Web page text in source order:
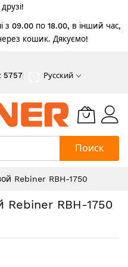
з 09.00 по 18.00, в інший час,
кошик. Дякуємо!
5757 Русский
Поиск
Rebiner RBH-1750
Rebiner RBH-1750